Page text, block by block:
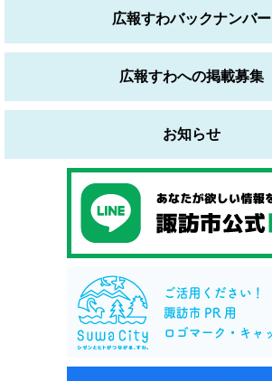
広報すわバックナンバー
広報すわへの掲載募集
お知らせ